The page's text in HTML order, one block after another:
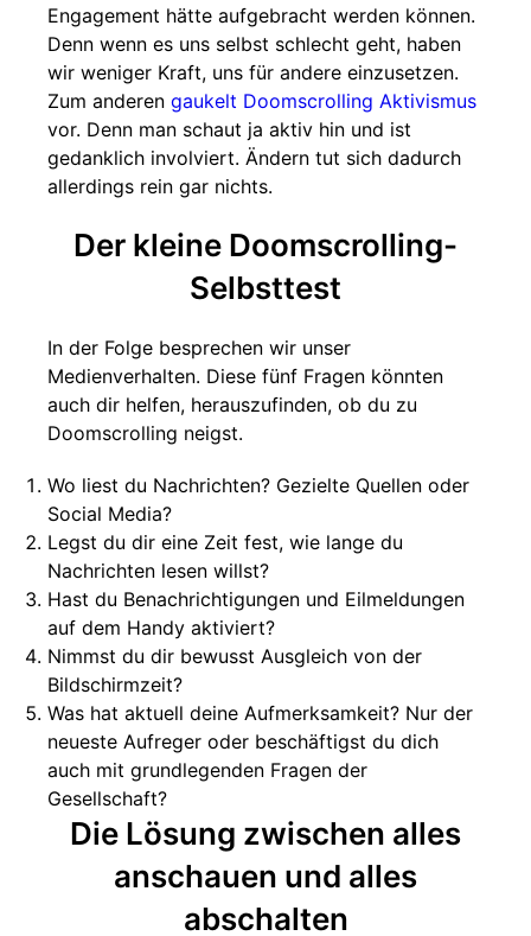
Engagement hätte aufgebracht werden können.
Denn wenn es uns selbst schlecht geht, haben
wir weniger Kraft, uns für andere einzusetzen.
Zum anderen gaukelt Doomscrolling Aktivismus
vor. Denn man schaut ja aktiv hin und ist
gedanklich involviert. Ändern tut sich dadurch
allerdings rein gar nichts.
Der kleine Doomscrolling-
Selbsttest
In der Folge besprechen wir unser
Medienverhalten. Diese fünf Fragen könnten
auch dir helfen, herauszufinden, ob du zu
Doomscrolling neigst.
Wo liest du Nachrichten? Gezielte Quellen oder
Social Media?
Legst du dir eine Zeit fest, wie lange du
Nachrichten lesen willst?
Hast du Benachrichtigungen und Eilmeldungen
auf dem Handy aktiviert?
Nimmst du dir bewusst Ausgleich von der
Bildschirmzeit?
Was hat aktuell deine Aufmerksamkeit? Nur der
neueste Aufreger oder beschäftigst du dich
auch mit grundlegenden Fragen der
Gesellschaft?
Die Lösung zwischen alles
anschauen und alles
abschalten